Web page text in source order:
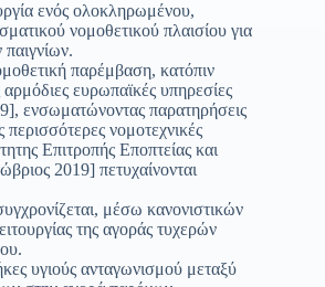
ενός ολοκληρωμένου,
νομοθετικού πλαισίου για
παρέμβαση, κατόπιν
ευρωπαϊκές υπηρεσίες
ενσωματώνοντας παρατηρήσεις
περισσότερες νομοτεχνικές
Επιτροπής Εποπτείας και
2019] πετυχαίνονται
μέσω κανονιστικών
της αγοράς τυχερών
υγιούς ανταγωνισμού μεταξύ